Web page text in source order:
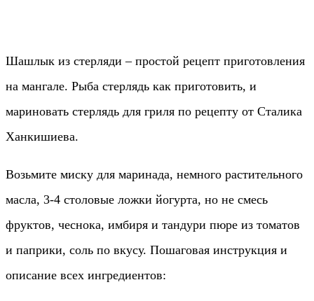
Шашлык из стерляди – простой рецепт приготовления
на мангале. Рыба стерлядь как приготовить, и
мариновать стерлядь для гриля по рецепту от Сталика
Ханкишиева.
Возьмите миску для маринада, немного растительного
масла, 3-4 столовые ложки йогурта, но не смесь
фруктов, чеснока, имбиря и тандури пюре из томатов
и паприки, соль по вкусу. Пошаговая инструкция и
описание всех ингредиентов: